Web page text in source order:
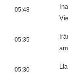
05:48
05:35
05:30